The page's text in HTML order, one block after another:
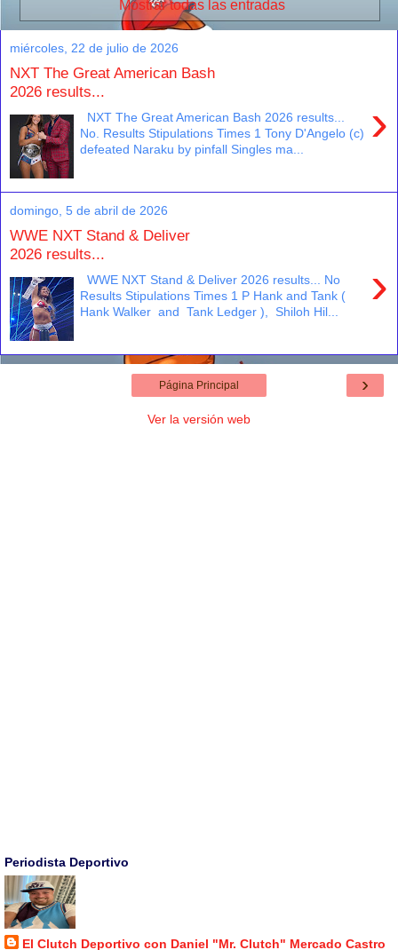
Mostrar todas las entradas
miércoles, 22 de julio de 2026
NXT The Great American Bash
2026 results...
›
NXT The Great American Bash 2026 results...
No. Results Stipulations Times 1 Tony D'Angelo (c)
defeated Naraku by pinfall Singles ma...
domingo, 5 de abril de 2026
WWE NXT Stand & Deliver
2026 results...
›
WWE NXT Stand & Deliver 2026 results... No
Results Stipulations Times 1 P Hank and Tank (
Hank Walker and Tank Ledger ), Shiloh Hil...
›
Página Principal
Ver la versión web
Periodista Deportivo
El Clutch Deportivo con Daniel "Mr. Clutch" Mercado Castro